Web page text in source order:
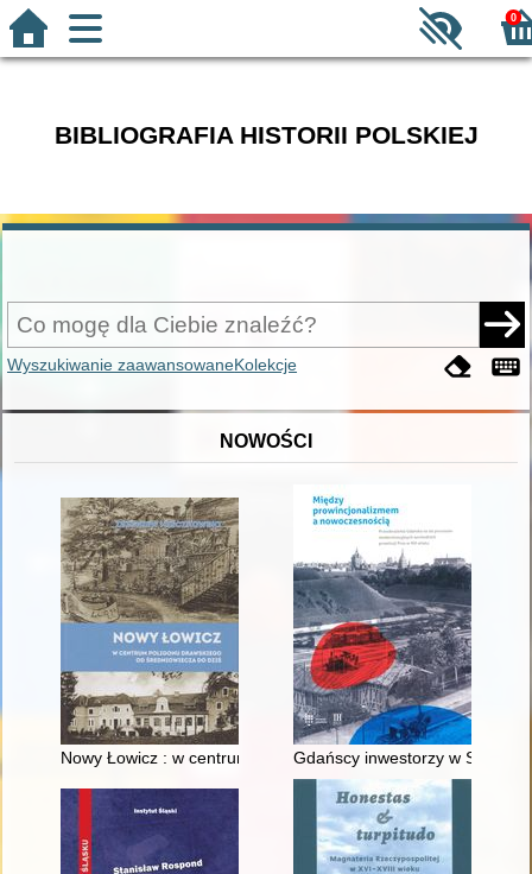
0
BIBLIOGRAFIA HISTORII POLSKIEJ
Wyszukiwanie zaawansowaneKolekcje
NOWOŚCI
Nowy Łowicz : w centrum poligonu drawskiego od
Gdańscy inwestorzy w